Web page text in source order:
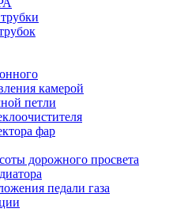
камерой
петли
фар
дорожного просвета
педали газа